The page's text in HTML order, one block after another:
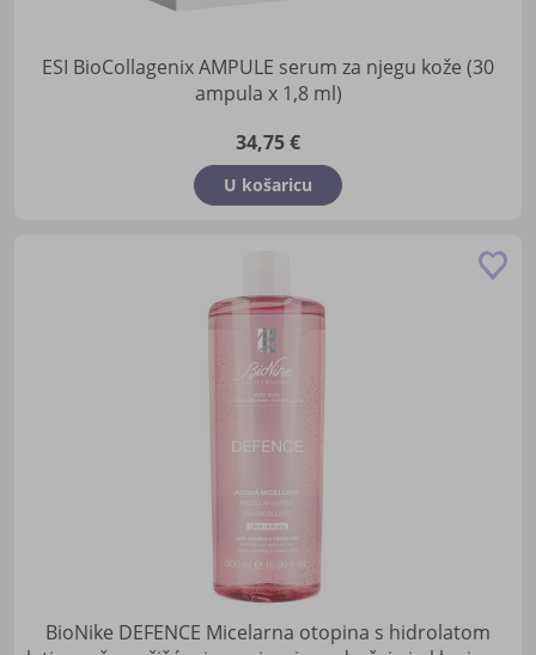
ESI BioCollagenix AMPULE serum za njegu kože (30
ampula x 1,8 ml)
34,75 €
U košaricu
BioNike DEFENCE Micelarna otopina s hidrolatom